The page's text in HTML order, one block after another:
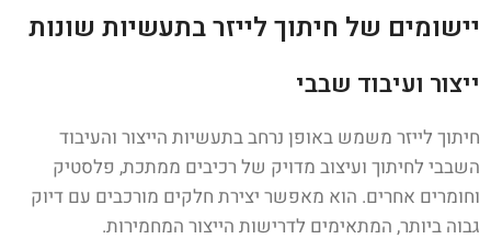
יישומים של חיתוך לייזר בתעשיות שונות
ייצור ועיבוד שבבי
חיתוך לייזר משמש באופן נרחב בתעשיות הייצור והעיבוד
השבבי לחיתוך ועיצוב מדויק של רכיבים ממתכת, פלסטיק
וחומרים אחרים. הוא מאפשר יצירת חלקים מורכבים עם דיוק
גבוה ביותר, המתאימים לדרישות הייצור המחמירות.